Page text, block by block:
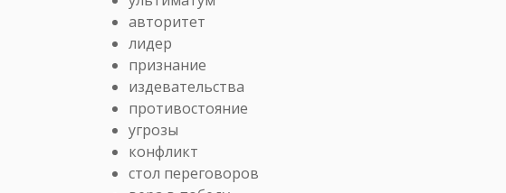
авторитет
лидер
признание
издевательства
противостояние
угрозы
конфликт
стол переговоров